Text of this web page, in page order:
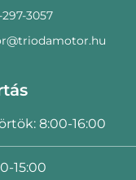
297-3057
8:00-16:00
15:00